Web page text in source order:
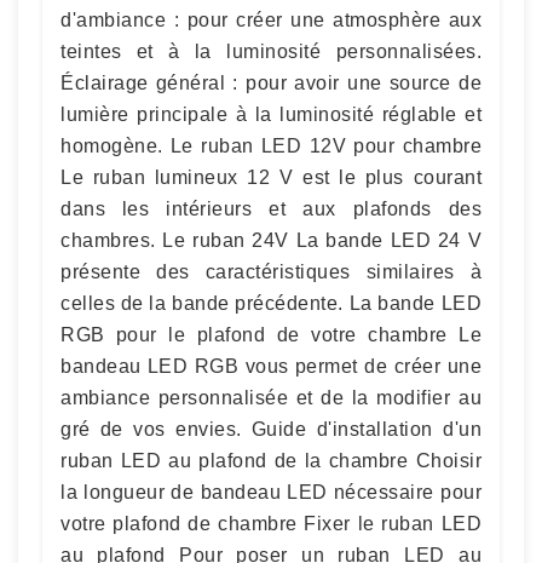
d'ambiance : pour créer une atmosphère aux
teintes et à la luminosité personnalisées.
Éclairage général : pour avoir une source de
lumière principale à la luminosité réglable et
homogène. Le ruban LED 12V pour chambre
Le ruban lumineux 12 V est le plus courant
dans les intérieurs et aux plafonds des
chambres. Le ruban 24V La bande LED 24 V
présente des caractéristiques similaires à
celles de la bande précédente. La bande LED
RGB pour le plafond de votre chambre Le
bandeau LED RGB vous permet de créer une
ambiance personnalisée et de la modifier au
gré de vos envies. Guide d'installation d'un
ruban LED au plafond de la chambre Choisir
la longueur de bandeau LED nécessaire pour
votre plafond de chambre Fixer le ruban LED
au plafond Pour poser un ruban LED au